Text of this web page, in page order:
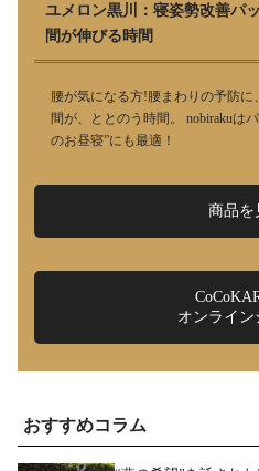
ユメロン黒川：寝姿勢改善
間が伸びる時間
腰が気になる方!腰まわりの予防に
間が、ととのう時間。 nobirakuは
のお昼寝”にも最適！
商品を
オンライン
おすすめコラム